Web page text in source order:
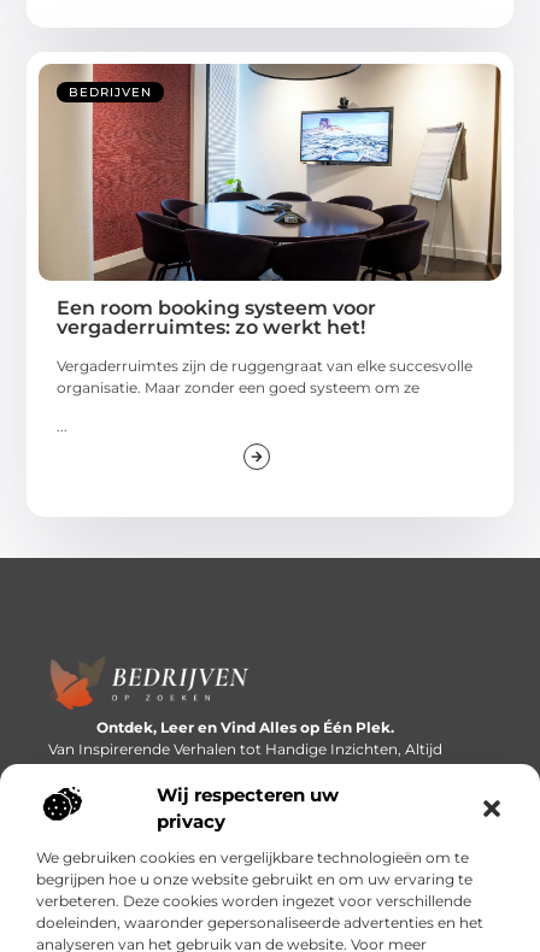
Wij respecteren uw
privacy
We gebruiken cookies en vergelijkbare technologieën om te
begrijpen hoe u onze website gebruikt en om uw ervaring te
verbeteren. Deze cookies worden ingezet voor verschillende
doeleinden, waaronder gepersonaliseerde advertenties en het
analyseren van het gebruik van de website. Voor meer
BEDRIJVEN
Een room booking systeem voor
vergaderruimtes: zo werkt het!
Vergaderruimtes zijn de ruggengraat van elke succesvolle
organisatie. Maar zonder een goed systeem om ze
Ontdek, Leer en Vind Alles op Één Plek.
Van Inspirerende Verhalen tot Handige Inzichten, Altijd
Binnen Handbereik.
Bericht categorie
Onze informatie